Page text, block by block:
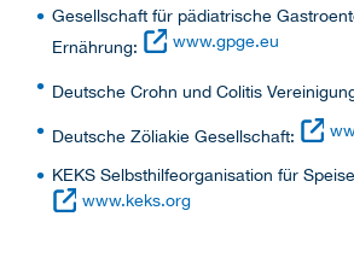
Gesellschaft für pädiatrische
Ernährung:
www.gpge.eu
Deutsche Crohn und Colitis
Deutsche Zöliakie Gesellschaft:
KEKS Selbsthilfeorganisation für
www.keks.org